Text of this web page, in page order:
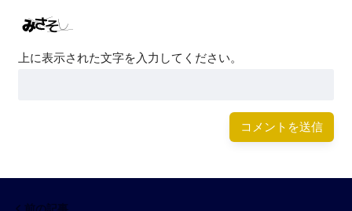
上に表示された文字を入力してください。